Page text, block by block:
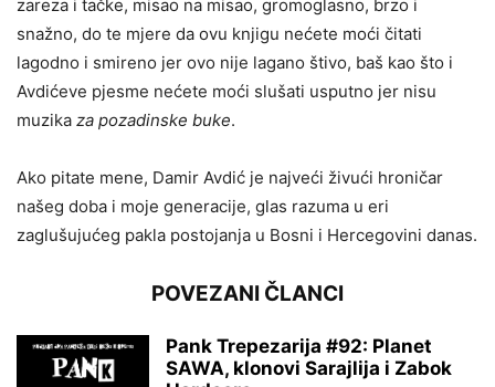
zareza i tačke, misao na misao, gromoglasno, brzo i
snažno, do te mjere da ovu knjigu nećete moći čitati
lagodno i smireno jer ovo nije lagano štivo, baš kao što i
Avdićeve pjesme nećete moći slušati usputno jer nisu
muzika za pozadinske buke.
Ako pitate mene, Damir Avdić je najveći živući hroničar
našeg doba i moje generacije, glas razuma u eri
zaglušujućeg pakla postojanja u Bosni i Hercegovini danas.
POVEZANI ČLANCI
Pank Trepezarija #92: Planet
SAWA, klonovi Sarajlija i Zabok